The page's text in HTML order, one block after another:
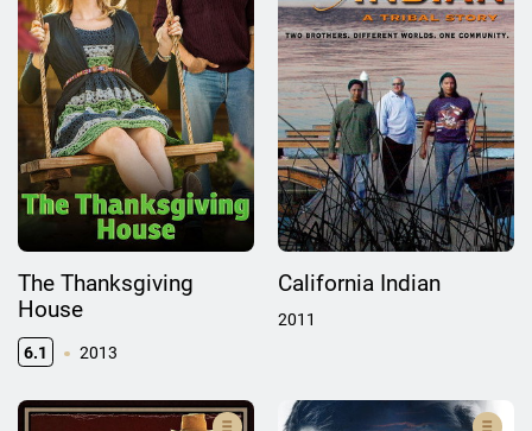
The Thanksgiving
House
6.1 2013
California Indian
2011